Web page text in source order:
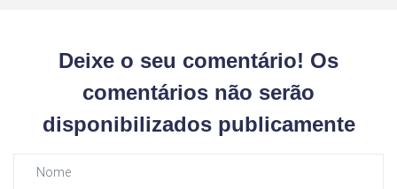
Deixe o seu comentário! Os
comentários não serão
disponibilizados publicamente